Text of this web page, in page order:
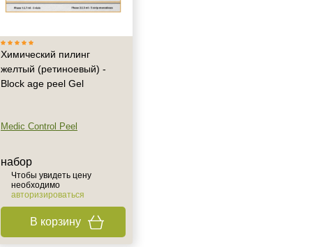
Химический пилинг
желтый (ретиноевый) -
Block age peel Gel
Medic Control Peel
набор
Чтобы увидеть цену
необходимо
авторизироваться
В корзину
+7 (929) 933-09-89